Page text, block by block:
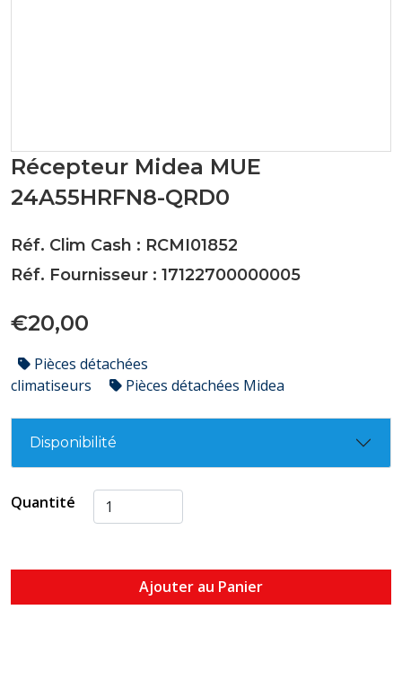
Récepteur Midea MUE
24A55HRFN8-QRD0
Réf. Clim Cash : RCMI01852
Réf. Fournisseur : 17122700000005
€20,00
Pièces détachées
climatiseurs
Pièces détachées Midea
Disponibilité
Quantité
Ajouter au Panier